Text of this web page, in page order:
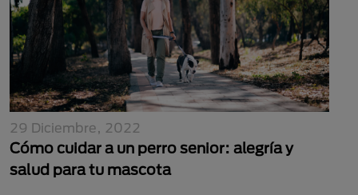
29 Diciembre, 2022
Cómo cuidar a un perro senior: alegría y
salud para tu mascota